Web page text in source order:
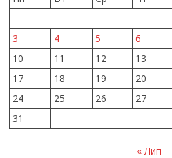
3
4 5 6
10
11 12 13
17
18 19 20
24
25 26 27
31
« Лип